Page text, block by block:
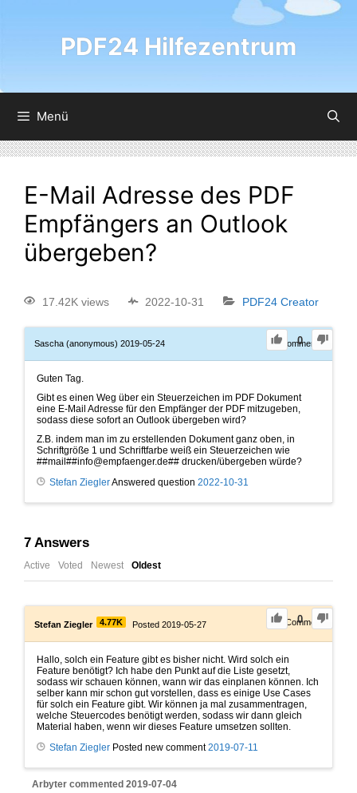
PDF24 Hilfezentrum
Menü
E-Mail Adresse des PDF
Empfängers an Outlook
übergeben?
17.42K views 2022-10-31 PDF24 Creator
0
Sascha (anonymous) 2019-05-24 0Comments
Guten Tag.
Gibt es einen Weg über ein Steuerzeichen im PDF Dokument
eine E-Mail Adresse für den Empfänger der PDF mitzugeben,
sodass diese sofort an Outlook übergeben wird?
Z.B. indem man im zu erstellenden Dokument ganz oben, in
Schriftgröße 1 und Schriftfarbe weiß ein Steuerzeichen wie
##mail##info@empfaenger.de## drucken/übergeben würde?
Stefan ZieglerAnswered question 2022-10-31
7 Answers
Active Voted Newest Oldest
0
Stefan Ziegler 4.77K Posted 2019-05-27 1 Comment
Hallo, solch ein Feature gibt es bisher nicht. Wird solch ein
Feature benötigt? Ich habe den Punkt auf die Liste gesetzt,
sodass wir schauen können, wann wir das einplanen können. Ich
selber kann mir schon gut vorstellen, dass es einige Use Cases
für solch ein Feature gibt. Wir können ja mal zusammentragen,
welche Steuercodes benötigt werden, sodass wir dann gleich
Material haben, wenn wir dieses Feature umsetzen sollten.
Stefan Ziegler Posted new comment2019-07-11
Arbyter commented 2019-07-04